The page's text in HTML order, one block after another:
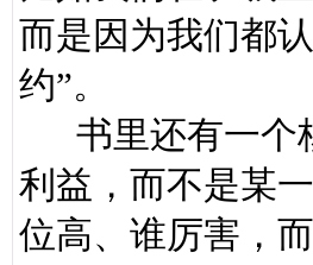
而是因为我们都
约”。
书里还有一个
利益，而不是某
位高、谁厉害，